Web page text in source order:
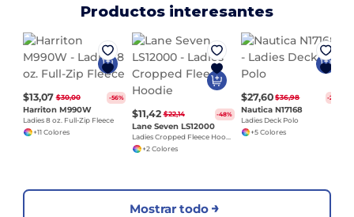
Productos interesantes
$13,07 $30,00 -56%
Harriton M990W
Ladies 8 oz. Full-Zip Fleece
+11 Colores
$11,42 $22,14 -48%
Lane Seven LS12000
Ladies Cropped Fleece Hoodie
+2 Colores
$27,60 $36,98 -25%
Nautica N17168
Ladies Deck Polo
+5 Colores
Mostrar todo